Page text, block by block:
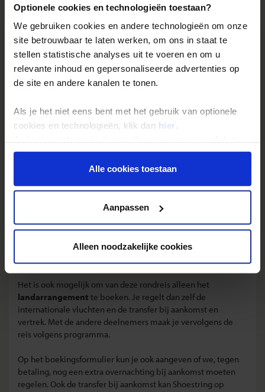
Optionele cookies en technologieën toestaan?
We gebruiken cookies en andere technologieën om onze
site betrouwbaar te laten werken, om ons in staat te
stellen statistische analyses uit te voeren en om u
relevante inhoud en gepersonaliseerde advertenties op
de site en andere kanalen te tonen.
Als je het niet eens bent met het gebruik van optionele
cookies en technologieën, klik dan hier .
onder aan de pagina op elk gewenst moment voor de
toekomst wijzigen.Alle cookies toestaan
Aanpassen
Alleen noodzakelijke cookies
Reizen: de feiten op een rij
We kunnen ons voorstellen dat je nog vragen hebt over hoe
wij onze reizen organiseren. Daarom hebben wij voor de
belangrijkste onderwerpen een speciale pagina
samengesteld met daarop de antwoorden op de meest
gestelde vragen.
Denk hierbij bijvoorbeeld aan vragen als:
• Wanneer gaat mijn reis gegarandeerd door?
• Hoeveel bagage kan ik meenemen?
Lees hier de veelgestelde vragen
Landarrangement
Het is ook mogelijk om van deze rondreis alleen het
landarrangement te boeken. Je regelt dan zelf de
internationale vluchten en de transfer bij aankomst en
vertrek. Met de andere deelnemers maak je vervolgens de
reis volgens programma.
Op het boekingsformulier kun je ook aangeven of we, tegen
betaling, nog een extra overnachting bij aankomst moeten
regelen. Ook de transfer bij aankomst kan Shoestring op